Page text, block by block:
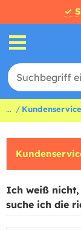
✓
... Kundenservice
Ich weiß nicht,
suche ich die